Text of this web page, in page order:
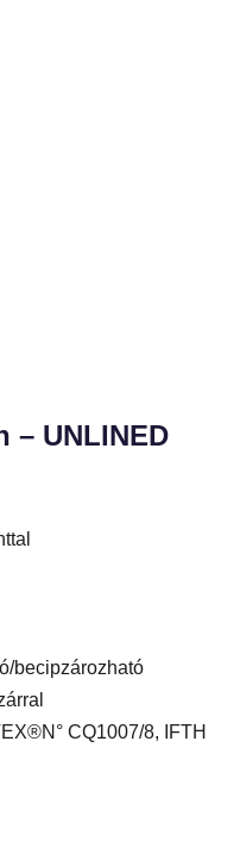
– UNLINED
becipzározható
CQ1007/8, IFTH